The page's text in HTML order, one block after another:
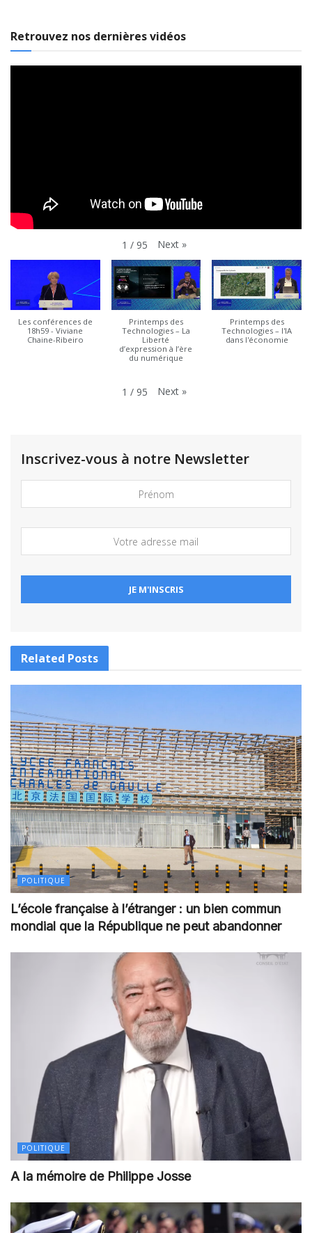
Retrouvez nos dernières vidéos
1 / 95 Next »
Les conférences de
18h59 - Viviane
Chaine-Ribeiro
Printemps des
Technologies – La
Liberté
d’expression à l’ère
du numérique
Printemps des
Technologies – l'IA
dans l'économie
1 / 95 Next »
Inscrivez-vous à notre Newsletter
Related Posts
POLITIQUE
L’école française à l’étranger : un bien commun
mondial que la République ne peut abandonner
POLITIQUE
A la mémoire de Philippe Josse